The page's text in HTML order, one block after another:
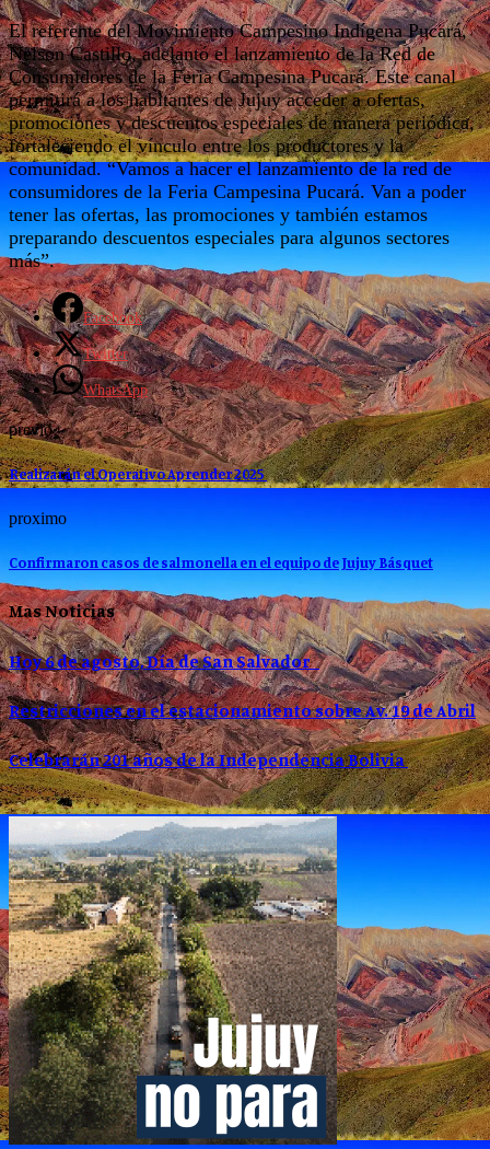
El referente del Movimiento Campesino Indígena Pucará,
Nelson Castillo, adelantó el lanzamiento de la Red de
Consumidores de la Feria Campesina Pucará. Este canal
permitirá a los habitantes de Jujuy acceder a ofertas,
promociones y descuentos especiales de manera periódica,
fortaleciendo el vínculo entre los productores y la
comunidad. “Vamos a hacer el lanzamiento de la red de
consumidores de la Feria Campesina Pucará. Van a poder
tener las ofertas, las promociones y también estamos
preparando descuentos especiales para algunos sectores
más”.
Facebook
Twitter
WhatsApp
previo
Realizarán el Operativo Aprender 2025
proximo
Confirmaron casos de salmonella en el equipo de Jujuy Básquet
Mas Noticias
Hoy 6 de agosto, Día de San Salvador
Restricciones en el estacionamiento sobre Av. 19 de Abril
Celebrarán 201 años de la Independencia Bolivia